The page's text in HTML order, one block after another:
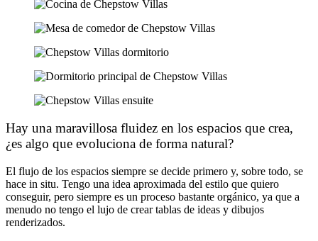
Hay una maravillosa fluidez en los espacios que crea,
¿es algo que evoluciona de forma natural?
El flujo de los espacios siempre se decide primero y, sobre todo, se
hace in situ. Tengo una idea aproximada del estilo que quiero
conseguir, pero siempre es un proceso bastante orgánico, ya que a
menudo no tengo el lujo de crear tablas de ideas y dibujos
renderizados.